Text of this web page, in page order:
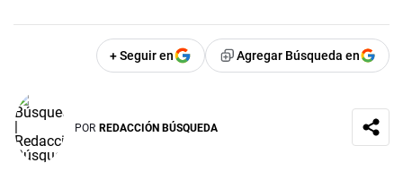
+ Seguir en Agregar Búsqueda en
POR REDACCIÓN BÚSQUEDA